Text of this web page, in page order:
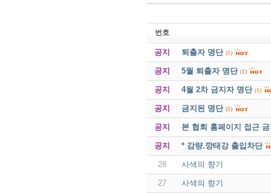
번호
공지 퇴출자 명단 (1)
공지 5월 퇴출자 명단 (1)
공지 4월 2차 금지자 명단 (1)
공지 금지된 명단 (1)
공지 본 협회 홈페이지 접근
공지 * 감량.깡태강 출입차단
28 사색의 향기
27 사색의 향기